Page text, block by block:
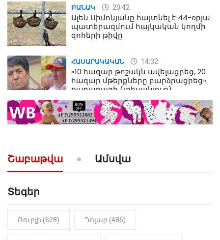
ԲԱՆԱԿ 20:42
Ալեն Սիմոնյանը հայտնել է 44-օրյա
պատերազմում հայկական կողմի
զոհերի թիվը
ՀԱՍԱՐԱԿԱԿԱՆ 14:32
«10 հազար թոշակն ավելացրեց, 20
հազար մթերքները բարձրացրեց».
քաղաքացի (տեսանյութ)
ՔԱՂԱՔԱԿԱՆ 10:52
«Լեզվիդ տալու փոխարեն
Սաղաթելյան (տեսանյութ)
Շաբաթվա Ամսվա
Տեգեր
Ռուբլի (628) Դոլար (486)